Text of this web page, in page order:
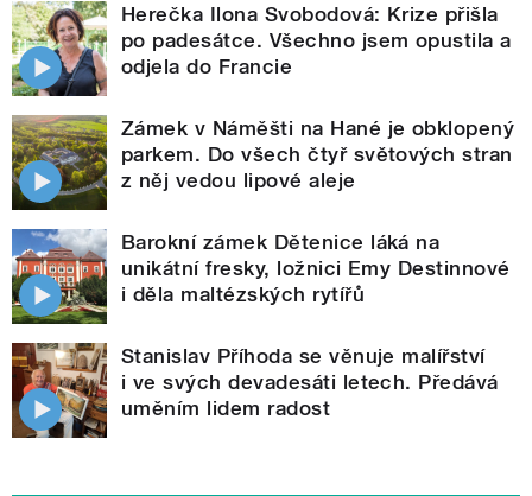
Herečka Ilona Svobodová: Krize přišla
po padesátce. Všechno jsem opustila a
odjela do Francie
Zámek v Náměšti na Hané je obklopený
parkem. Do všech čtyř světových stran
z něj vedou lipové aleje
Barokní zámek Dětenice láká na
unikátní fresky, ložnici Emy Destinnové
i děla maltézských rytířů
Stanislav Příhoda se věnuje malířství
i ve svých devadesáti letech. Předává
uměním lidem radost